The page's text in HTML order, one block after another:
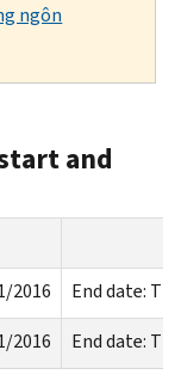
ngôn
and
2016 End date:
2016 End date: